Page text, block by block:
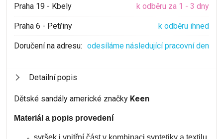
Praha 19 - Kbely k odběru za 1 - 3 dny
Praha 6 - Petřiny k odběru ihned
Doručení na adresu: odesíláme následující pracovní den
Detailní popis
Dětské sandály americké značky Keen
Materiál a popis provedení